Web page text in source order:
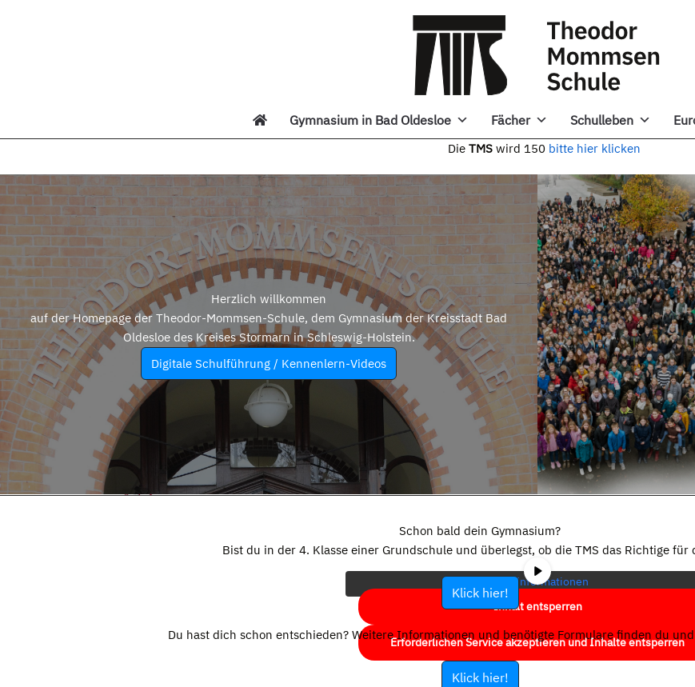
Gymnasium in Bad Oldesloe Fächer Schulleben
Die TMS wird 150 bitte hier klicken
Herzlich willkommen
auf der Homepage der Theodor-Mommsen-Schule, dem Gymnasium der Kreisstadt Bad
Oldesloe des Kreises Stormarn in Schleswig-Holstein.
Digitale Schulführung / Kennenlern-Videos
eigentlichen Inhalt zuzugreifen, klicken Sie auf die Schaltfläche
Bitte beachten Sie, dass dabei Daten an Drittanbieter
werden.
Mehr Informationen
Inhalt entsperren
Erforderlichen Service akzeptieren und Inhalte entsperren
Schon bald dein Gymnasium?
Bist du in der 4. Klasse einer Grundschule und überlegst, ob die TMS das Richtige für
Klick hier!
Du hast dich schon entschieden? Weitere Informationen und benötigte Formulare finden du
Klick hier!